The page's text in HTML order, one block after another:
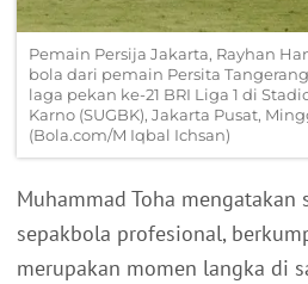
Pemain Persija Jakarta, Rayhan
bola dari pemain Persita
laga pekan ke-21 BRI Liga 1 di
Karno (SUGBK), Jakarta Pusat,
(Bola.com/M Iqbal Ichsan)
Muhammad Toha mengatakan
sepakbola profesional,
merupakan momen langka di